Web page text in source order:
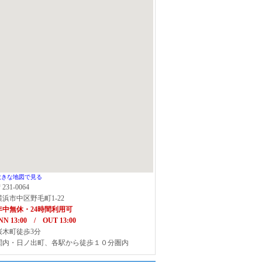
きな地図で見る
231-0064
浜市中区野毛町1-22
中無休・24時間利用可
13:00 / OUT 13:00
木町徒歩3分
内・日ノ出町、各駅から徒歩１０分圏内